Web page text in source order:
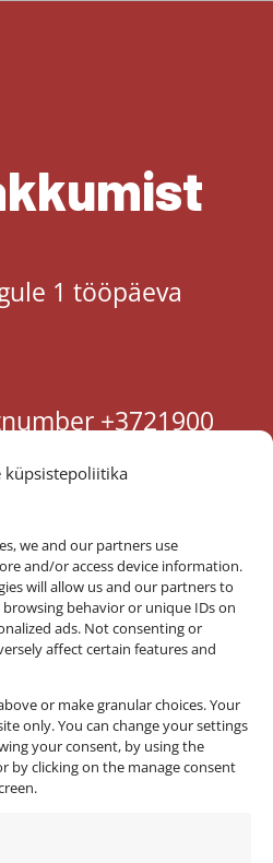
küpsistepoliitika
we and our partners use
and/or access device information.
will allow us and our partners to
behavior or unique IDs on
ads. Not consenting or
affect certain features and
or make granular choices. Your
only. You can change your settings
your consent, by using the
by clicking on the manage consent
1 tööpäeva
+3721900